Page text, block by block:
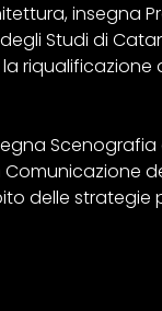
insegna
Studi di
riqualificazione
delle strategie